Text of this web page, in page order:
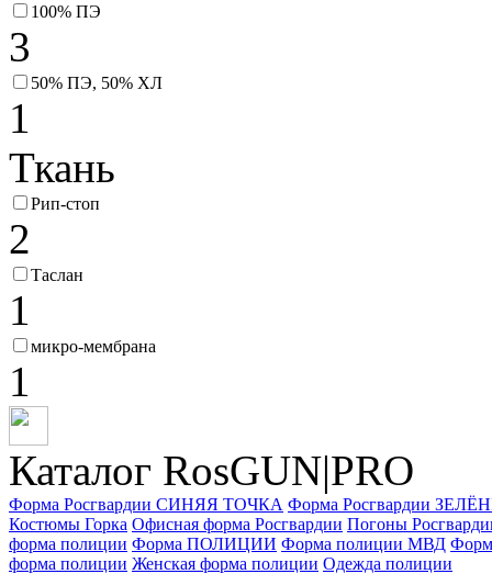
100% ПЭ
3
50% ПЭ, 50% ХЛ
1
Ткань
Рип-стоп
2
Таслан
1
микро-мембрана
1
Каталог RosGUN|PRO
Форма Росгвардии СИНЯЯ ТОЧКА Форма Росгвардии
Костюмы Горка Офисная форма Росгвардии Погоны
форма полиции Форма ПОЛИЦИИ Форма полиции МВД
форма полиции Женская форма полиции Одежда полиции